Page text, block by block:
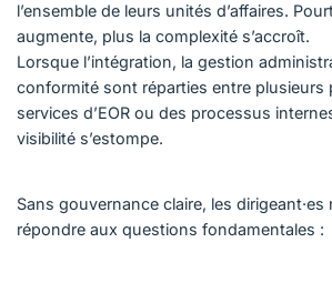
l’ensemble de leurs unités d’affaires.
augmente, plus la complexité s’accroît.
Lorsque l’intégration, la gestion
conformité sont réparties entre plusieurs
services d’EOR ou des processus
visibilité s’estompe.
Sans gouvernance claire, les dirigeant·es
répondre aux questions fondamentales :